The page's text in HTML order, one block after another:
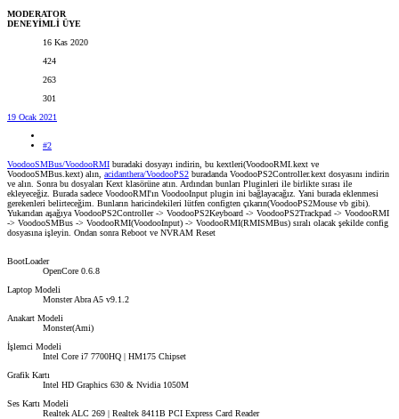
MODERATOR
DENEYİMLİ ÜYE
16 Kas 2020
424
263
301
19 Ocak 2021
#2
VoodooSMBus/VoodooRMI buradaki dosyayı indirin, bu kextleri(VoodooRMI.kext ve
VoodooSMBus.kext) alın, acidanthera/VoodooPS2 buradanda VoodooPS2Controller.kext dosyasını indirin
ve alın. Sonra bu dosyaları Kext klasörüne atın. Ardından bunları Pluginleri ile birlikte sırası ile
ekleyeceğiz. Burada sadece VoodooRMI'ın VoodooInput plugin ini bağlayacağız. Yani burada eklenmesi
gerekenleri belirteceğim. Bunların haricindekileri lütfen configten çıkarın(VoodooPS2Mouse vb gibi).
Yukarıdan aşağıya VoodooPS2Controller -> VoodooPS2Keyboard -> VoodooPS2Trackpad -> VoodooRMI
-> VoodooSMBus -> VoodooRMI(VoodooInput) -> VoodooRMI(RMISMBus) sıralı olacak şekilde config
dosyasına işleyin. Ondan sonra Reboot ve NVRAM Reset
BootLoader
OpenCore 0.6.8
Laptop Modeli
Monster Abra A5 v9.1.2
Anakart Modeli
Monster(Ami)
İşlemci Modeli
Intel Core i7 7700HQ | HM175 Chipset
Grafik Kartı
Intel HD Graphics 630 & Nvidia 1050M
Ses Kartı Modeli
Realtek ALC 269 | Realtek 8411B PCI Express Card Reader